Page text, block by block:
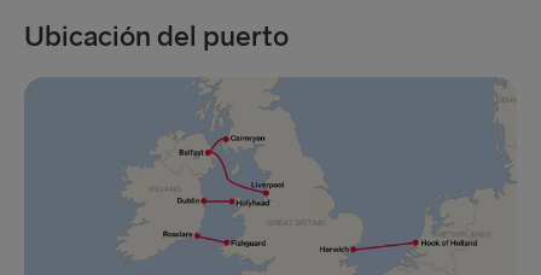
Ubicación del puerto